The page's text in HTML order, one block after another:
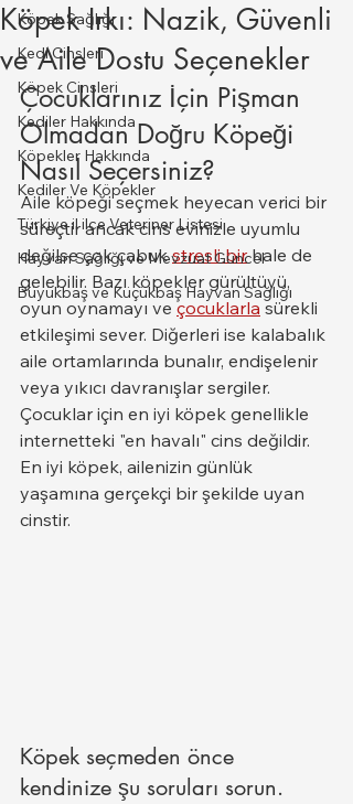
Köpek Sağlığı
Kedi Cinsleri
Köpek Cinsleri
Kediler Hakkında
Köpekler Hakkında
Kediler Ve Köpekler
Türkiye il ilce Veteriner Listesi
Hayvan Sağlığı ve Mevzuat Güncel
Büyükbaş ve Küçükbaş Hayvan Sağlığı
Köpek Irkı: Nazik, Güvenli
ve Aile Dostu Seçenekler
Çocuklarınız İçin Pişman
Olmadan Doğru Köpeği
Nasıl Seçersiniz?
Aile köpeği seçmek heyecan verici bir
süreçtir ancak cins evinizle uyumlu
değilse çok çabuk stresli bir hale de
gelebilir. Bazı köpekler gürültüyü,
oyun oynamayı ve çocuklarla sürekli
etkileşimi sever. Diğerleri ise kalabalık
aile ortamlarında bunalır, endişelenir
veya yıkıcı davranışlar sergiler.
Çocuklar için en iyi köpek genellikle
internetteki "en havalı" cins değildir.
En iyi köpek, ailenizin günlük
yaşamına gerçekçi bir şekilde uyan
cinstir.
Köpek seçmeden önce
kendinize şu soruları sorun.